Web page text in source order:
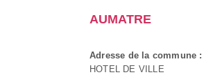
AUMATRE
Adresse de la commune :
HOTEL DE VILLE